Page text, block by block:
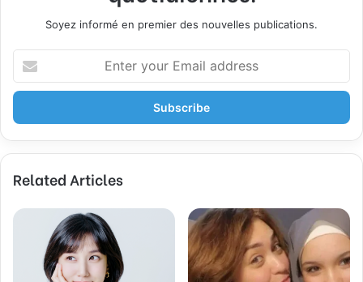
Soyez informé en premier des nouvelles publications.
t
r
y
u
E
Related Articles